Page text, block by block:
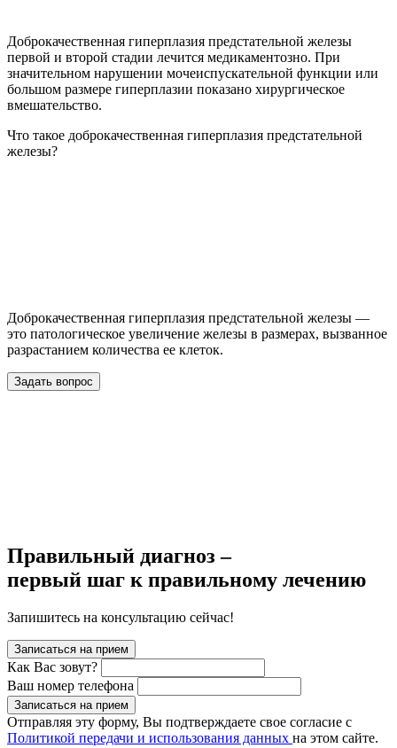
Доброкачественная гиперплазия предстательной железы
первой и второй стадии лечится медикаментозно. При
значительном нарушении мочеиспускательной функции или
большом размере гиперплазии показано хирургическое
вмешательство.
Что такое доброкачественная гиперплазия предстательной
железы?
Доброкачественная гиперплазия предстательной железы —
это патологическое увеличение железы в размерах, вызванное
разрастанием количества ее клеток.
Задать вопрос
Правильный диагноз –
первый шаг к правильному лечению
Запишитесь на консультацию сейчас!
Записаться на прием
Как Вас зовут?
Ваш номер телефона
Записаться на прием
Отправляя эту форму, Вы подтверждаете свое согласие с
Политикой передачи и использования данных на этом сайте.